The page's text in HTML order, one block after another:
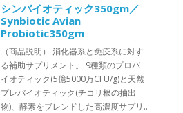
シンバイオティック350gm／
Synbiotic Avian
Probiotic350gm
（商品説明） 消化器系と免疫系に対す
る補助サプリメント。 9種類のプロバ
イオティック(5億5000万CFU/g)と天然
プレバイオティック(チコリ根の抽出
物)、酵素をブレンドした高濃度サプリ..